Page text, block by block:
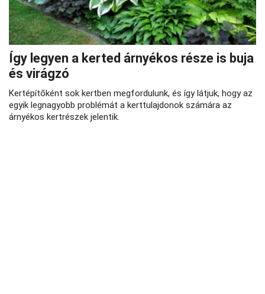
Így legyen a kerted árnyékos része is buja
és virágzó
Kertépítőként sok kertben megfordulunk, és így látjuk, hogy az
egyik legnagyobb problémát a kerttulajdonok számára az
árnyékos kertrészek jelentik.